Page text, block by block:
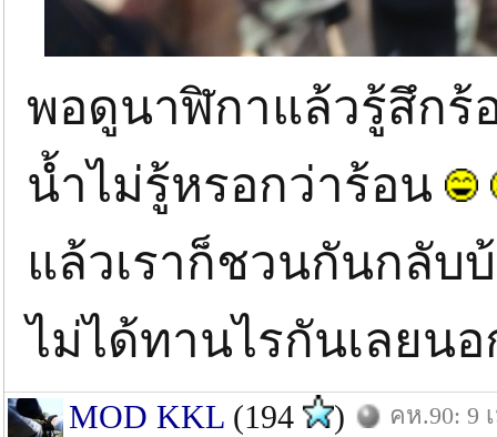
พอดูนาฬิกาแล้วรู้สึก
น้ำไม่รู้หรอกว่าร้อน
แล้วเราก็ชวนกันกลับ
ไม่ได้ทานไรกันเลยน
MOD KKL (194 ) คห.90: 9